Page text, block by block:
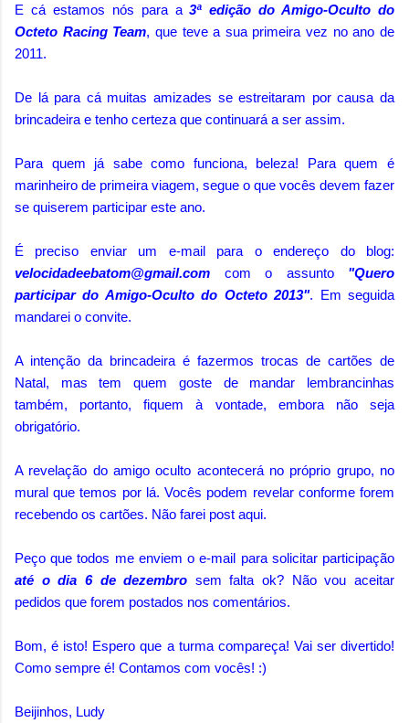
E cá estamos nós para a3ª edição do Amigo-Oculto do
Octeto Racing Team, que teve a sua primeira vez no ano de
2011.
De lá para cá muitas amizades se estreitaram por causa da
brincadeira e tenho certeza que continuará a ser assim.
Para quem já sabe como funciona, beleza! Para quem é
marinheiro de primeira viagem, segue o que vocês devem fazer
se quiserem participar este ano.
É preciso enviar um e-mail para o endereço do blog:
velocidadeebatom@gmail.com com o assunto "Quero
participar do Amigo-Oculto do Octeto 2013". Em seguida
mandarei o convite.
A intenção da brincadeira é fazermos trocas de cartões de
Natal, mas tem quem goste de mandar lembrancinhas
também, portanto, fiquem à vontade, embora não seja
obrigatório.
A revelação do amigo oculto acontecerá no próprio grupo, no
mural que temos por lá. Vocês podem revelar conforme forem
recebendo os cartões. Não farei post aqui.
Peço que todos me enviem o e-mail para solicitar participação
até o dia 6 de dezembro sem falta ok? Não vou aceitar
pedidos que forem postados nos comentários.
Bom, é isto! Espero que a turma compareça! Vai ser divertido!
Como sempre é! Contamos com vocês! :)
Beijinhos, Ludy